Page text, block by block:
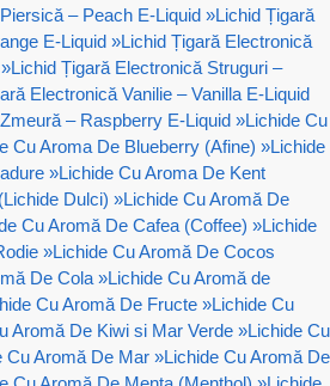
– Peach E-Liquid »Lichid Țigară
E-Liquid »Lichid Țigară Electronică
»Lichid Țigară Electronică Struguri –
Electronică Vanilie – Vanilla E-Liquid
– Raspberry E-Liquid »Lichide Cu
Cu Aroma De Blueberry (Afine) »Lichide
»Lichide Cu Aroma De Kent
Dulci) »Lichide Cu Aromă De
Cu Aromă De Cafea (Coffee) »Lichide
»Lichide Cu Aromă De Cocos
De Cola »Lichide Cu Aromă de
Cu Aromă De Fructe »Lichide Cu
Aromă De Kiwi si Mar Verde »Lichide Cu
Cu Aromă De Mar »Lichide Cu Aromă De